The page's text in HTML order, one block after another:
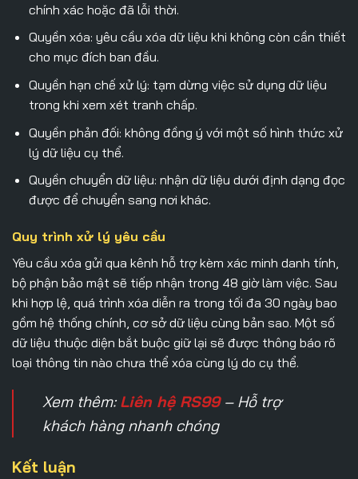
chính xác hoặc đã lỗi thời.
Quyền xóa: yêu cầu xóa dữ liệu khi không còn cần thiết
cho mục đích ban đầu.
Quyền hạn chế xử lý: tạm dừng việc sử dụng dữ liệu
trong khi xem xét tranh chấp.
Quyền phản đối: không đồng ý với một số hình thức xử
lý dữ liệu cụ thể.
Quyền chuyển dữ liệu: nhận dữ liệu dưới định dạng đọc
được để chuyển sang nơi khác.
Quy trình xử lý yêu cầu
Yêu cầu xóa gửi qua kênh hỗ trợ kèm xác minh danh tính,
bộ phận bảo mật sẽ tiếp nhận trong 48 giờ làm việc. Sau
khi hợp lệ, quá trình xóa diễn ra trong tối đa 30 ngày bao
gồm hệ thống chính, cơ sở dữ liệu cùng bản sao. Một số
dữ liệu thuộc diện bắt buộc giữ lại sẽ được thông báo rõ
loại thông tin nào chưa thể xóa cùng lý do cụ thể.
Xem thêm:Liên hệ RS99– Hỗ trợ
khách hàng nhanh chóng
Kết luận